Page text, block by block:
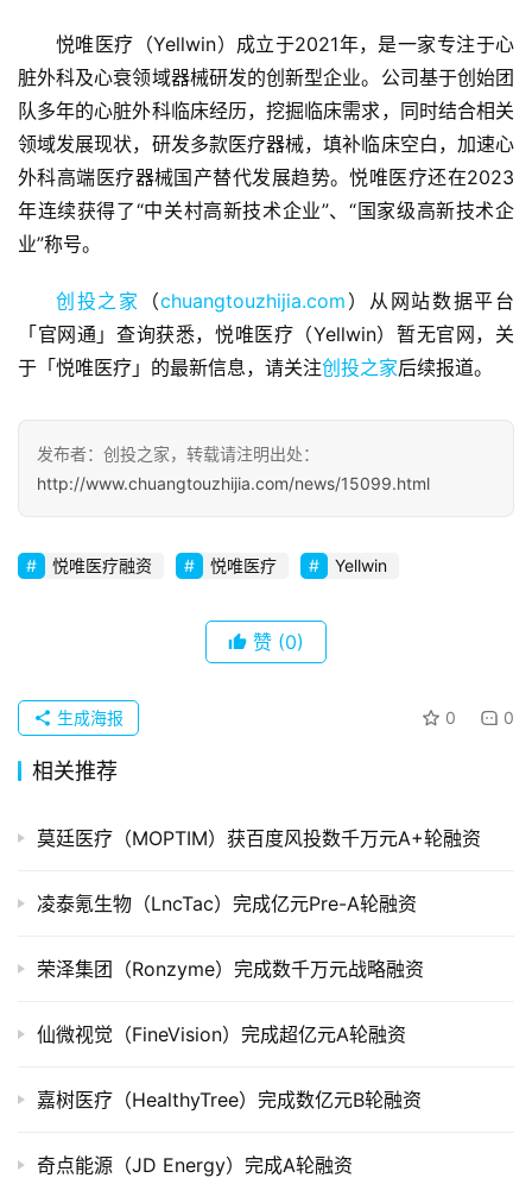
首
页
融
资
商
观
察
企
发
购
组
公
上
市
创
数
登录
悦唯医疗（Yellwin）成立于2021年，是一家专注于心
脏外科及心衰领域器械研发的创新型企业。公司基于创始团
队多年的心脏外科临床经历，挖掘临床需求，同时结合相关
领域发展现状，研发多款医疗器械，填补临床空白，加速心
外科高端医疗器械国产替代发展趋势。悦唯医疗还在2023
年连续获得了“中关村高新技术企业”、“国家级高新技术企
业”称号。
创投之家 （chuangtouzhijia.com ）从网站数据平台
「官网通」查询获悉，悦唯医疗（Yellwin）暂无官网，关
于「悦唯医疗」的最新信息，请关注创投之家后续报道。
发布者：创投之家，转载请注明出处：
http://www.chuangtouzhijia.com/news/15099.html
悦唯医疗融资 悦唯医疗 Yellwin
赞 (0)
0 0
生成海报
相关推荐
莫廷医疗（MOPTIM）获百度风投数千万元A+轮融资
凌泰氪生物（LncTac）完成亿元Pre-A轮融资
荣泽集团（Ronzyme）完成数千万元战略融资
仙微视觉（FineVision）完成超亿元A轮融资
嘉树医疗（HealthyTree）完成数亿元B轮融资
奇点能源（JD Energy）完成A轮融资